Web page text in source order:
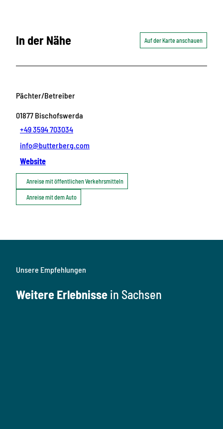
In der Nähe Auf der Karte anschauen
Pächter/Betreiber
01877 Bischofswerda
+49 3594 703034
info@butterberg.com
Website
Anreise mit öffentlichen Verkehrsmitteln
Anreise mit dem Auto
Unsere Empfehlungen
Weitere Erlebnisse in Sachsen